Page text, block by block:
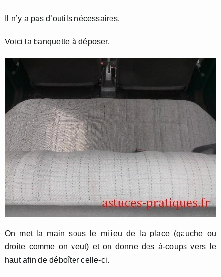
Il n’y a pas d’outils nécessaires.
Voici la banquette à déposer.
On met la main sous le milieu de la place (gauche ou
droite comme on veut) et on donne des à-coups vers le
haut afin de déboîter celle-ci.